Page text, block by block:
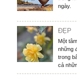
ngày.
ĐẸP
Một
những
trong
cả